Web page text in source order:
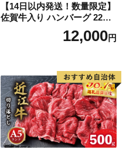
【14日以内発送！数量限定】
佐賀牛入り ハンバーグ 22個
2.6kg(120g×22個)【佐賀牛
黒毛和牛 ブランド牛 九州 ハ
気】(H083106)
12,000円